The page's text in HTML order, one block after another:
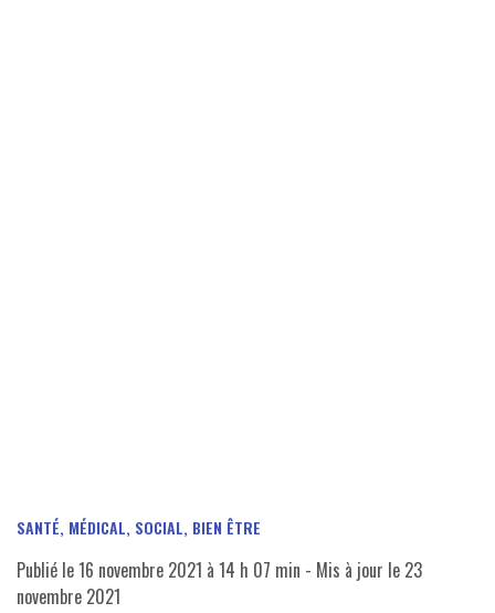
SANTÉ, MÉDICAL, SOCIAL, BIEN ÊTRE
Publié le16 novembre 2021 à 14 h 07 min - Mis à jour le 23
novembre 2021